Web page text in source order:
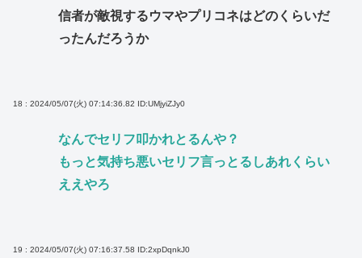
信者が敵視するウマやプリコネはどのくらいだ
ったんだろうか
18 : 2024/05/07(火) 07:14:36.82 ID:UMjyiZJy0
なんでセリフ叩かれとるんや？
もっと気持ち悪いセリフ言っとるしあれくらい
ええやろ
19 : 2024/05/07(火) 07:16:37.58 ID:2xpDqnkJ0